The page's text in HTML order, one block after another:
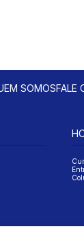
SOMOSFALE